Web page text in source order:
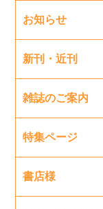
お知らせ
新刊・近刊
雑誌のご案内
特集ページ
書店様